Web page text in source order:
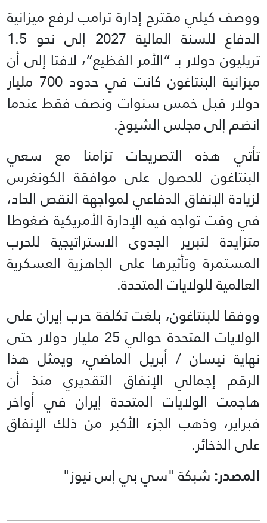
ووصف كيلي مقترح إدارة ترامب لرفع ميزانية
الدفاع للسنة المالية 2027 إلى نحو 1.5
تريليون دولار بـ “الأمر الفظيع”، لافتا إلى أن
ميزانية البنتاغون كانت في حدود 700 مليار
دولار قبل خمس سنوات ونصف فقط عندما
انضم إلى مجلس الشيوخ.
تأتي هذه التصريحات تزامنا مع سعي
البنتاغون للحصول على موافقة الكونغرس
لزيادة الإنفاق الدفاعي لمواجهة النقص الحاد،
في وقت تواجه فيه الإدارة الأمريكية ضغوطا
متزايدة لتبرير الجدوى الاستراتيجية للحرب
المستمرة وتأثيرها على الجاهزية العسكرية
العالمية للولايات المتحدة.
ووفقا للبنتاغون، بلغت تكلفة حرب إيران على
الولايات المتحدة حوالي 25 مليار دولار حتى
نهاية نيسان / أبريل الماضي، ويمثل هذا
الرقم إجمالي الإنفاق التقديري منذ أن
هاجمت الولايات المتحدة إيران في أواخر
فبراير، وذهب الجزء الأكبر من ذلك الإنفاق
على الذخائر.
المصدر:شبكة "سي بي إس نيوز"